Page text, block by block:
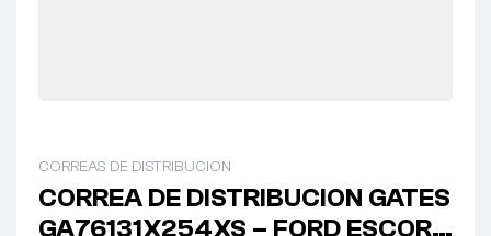
CORREAS DE DISTRIBUCION
CORREA DE DISTRIBUCION GATES
GA76131X254XS – FORD ESCORT